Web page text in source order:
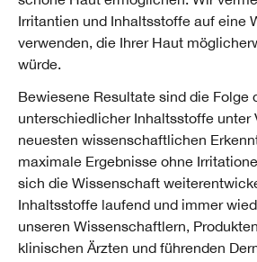
Irritantien und Inhaltsstoffe auf eine
verwenden, die Ihrer Haut
würde.
Bewiesene Resultate sind die Folge
unterschiedlicher Inhaltsstoffe unter
neuesten wissenschaftlichen
maximale Ergebnisse ohne
sich die Wissenschaft
Inhaltsstoffe laufend und immer
unseren Wissenschaftlern,
klinischen Ärzten und führenden